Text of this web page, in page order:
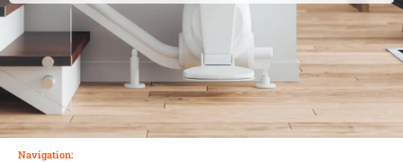
Navigation: